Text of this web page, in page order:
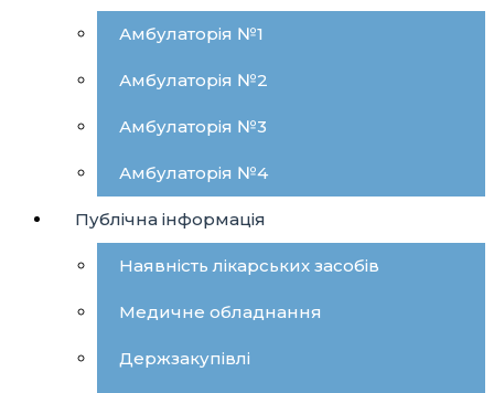
Амбулаторія №1
Амбулаторія №2
Амбулаторія №3
Амбулаторія №4
Публічна інформація
Наявність лікарських засобів
Медичне обладнання
Держзакупівлі